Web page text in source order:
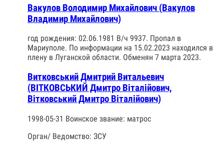
Вакулов Володимир Михайлович (Вакулов
Владимир Михайлович)
год рождения: 02.06.1981 В/ч 9937. Пропал в
Мариуполе. По информации на 15.02.2023 находился в
плену в Луганской области. Обменян 7 марта 2023.
Витковський Дмитрий Витальевич
(ВІТКОВСЬКИЙ Дмитро Віталійович,
Вітковський Дмитро Віталійович)
1998-05-31 Воинское звание: матрос
Орган/ Ведомство: ЗСУ